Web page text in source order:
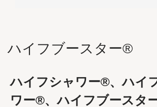
ハイフブースター®
ハイフシャワー®、ハイ
ワー®、ハイフブースタ